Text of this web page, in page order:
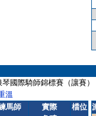
國際騎師錦標賽（讓賽
溫
馬師
實際
檔位